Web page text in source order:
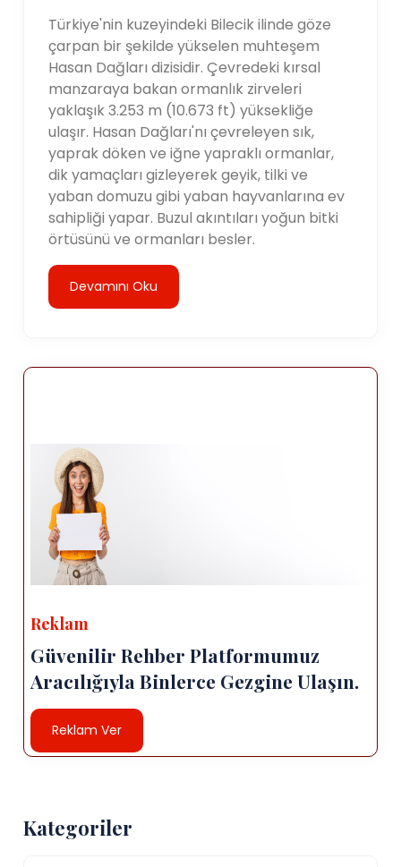
Türkiye'nin kuzeyindeki Bilecik ilinde göze
çarpan bir şekilde yükselen muhteşem
Hasan Dağları dizisidir. Çevredeki kırsal
manzaraya bakan ormanlık zirveleri
yaklaşık 3.253 m (10.673 ft) yüksekliğe
ulaşır. Hasan Dağları'nı çevreleyen sık,
yaprak döken ve iğne yapraklı ormanlar,
dik yamaçları gizleyerek geyik, tilki ve
yaban domuzu gibi yaban hayvanlarına ev
sahipliği yapar. Buzul akıntıları yoğun bitki
örtüsünü ve ormanları besler.
Devamını Oku
Reklam
Güvenilir Rehber Platformumuz
Aracılığıyla Binlerce Gezgine Ulaşın.
Reklam Ver
Kategoriler